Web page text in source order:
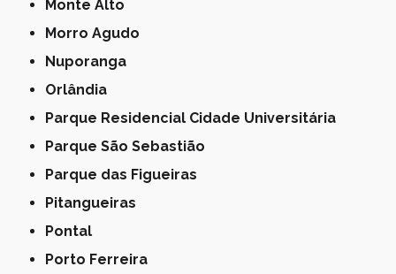
Monte Alto
Morro Agudo
Nuporanga
Orlândia
Parque Residencial Cidade Universitária
Parque São Sebastião
Parque das Figueiras
Pitangueiras
Pontal
Porto Ferreira